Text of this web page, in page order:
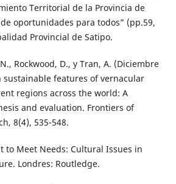
Territorial de la Provincia de
oportunidades para todos” (pp.59,
Provincial de Satipo.
Rockwood, D., y Tran, A. (Diciembre
sustainable features of vernacular
regions across the world: A
and evaluation. Frontiers of
8(4), 535-548.
to Meet Needs: Cultural Issues in
Londres: Routledge.